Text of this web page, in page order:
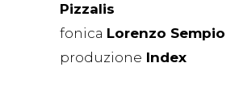
Pizzalis
fonica Lorenzo Sempio
produzione Index